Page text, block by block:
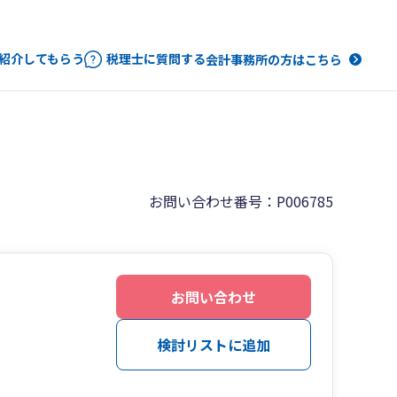
介してもらう 税理士に質問する会計事務所の方はこちら
お問い合わせ番号：P006785
お問い合わせ
検討リストに追加